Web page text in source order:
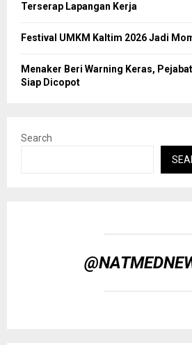
Terserap Lapangan Kerja
Festival UMKM Kaltim 2026 Jadi
Menaker Beri Warning Keras,
Siap Dicopot
Search